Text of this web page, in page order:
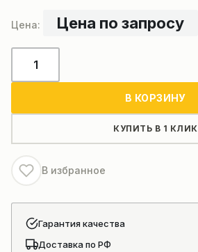
Цена по запросу
товара
давления
(ТНВД)
Евро-2
В КОРЗИНУ
КУПИТЬ В 1 КЛИК
В избранное
Гарантия качества
Доставка по РФ